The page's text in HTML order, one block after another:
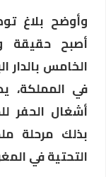
وأوضح بلاغ
أصبح حقيقة
الخامس بالدار
في المملكة،
أشغال الحفر
بذلك مرحلة
التحتية في